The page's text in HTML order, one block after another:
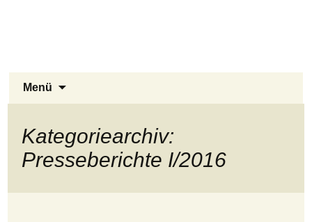
Menü
Kategoriearchiv:
Presseberichte I/2016